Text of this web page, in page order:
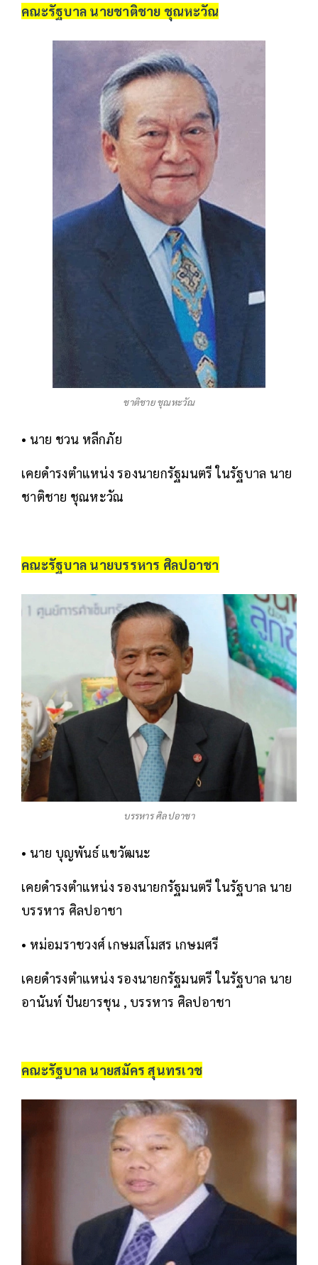
คณะรัฐบาล นายชาติชาย ชุณหะวัณ
ชาติชาย ชุณหะวัณ
• นาย ชวน หลีกภัย
เคยดำรงตำแหน่ง รองนายกรัฐมนตรี ในรัฐบาล นาย
ชาติชาย ชุณหะวัณ
คณะรัฐบาล นายบรรหาร ศิลปอาชา
บรรหาร ศิลปอาชา
• นาย บุญพันธ์ แขวัฒนะ
เคยดำรงตำแหน่ง รองนายกรัฐมนตรี ในรัฐบาล นาย
บรรหาร ศิลปอาชา
• หม่อมราชวงศ์ เกษมสโมสร เกษมศรี
เคยดำรงตำแหน่ง รองนายกรัฐมนตรี ในรัฐบาล นาย
อานันท์ ปันยารชุน , บรรหาร ศิลปอาชา
คณะรัฐบาล นายสมัคร สุนทรเวช